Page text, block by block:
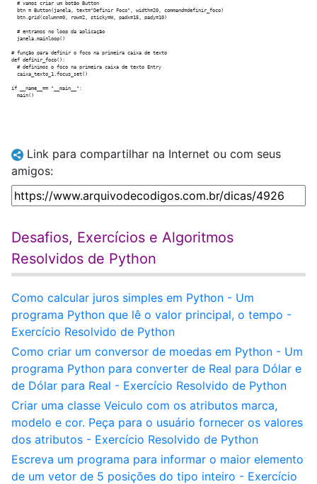
  # vamos criar um botão Button
  btn = Button(janela, text="Definir Foco", width=20, command=definir_foco)
  btn.grid(column=0, row=2, sticky=W, padx=15, pady=10)
  # entramos no loop da aplicação
  janela.mainloop()
# função para definir o foco na primeira caixa de texto
def definir_foco():
  # definimos o foco na primeira caixa de texto Entry
  caixa_texto_1.focus_set()
if __name__== "__main__":
Link para compartilhar na Internet ou com seus
amigos:
Desafios, Exercícios e Algoritmos
Resolvidos de Python
Como calcular juros simples em Python - Um
programa Python que lê o valor principal, o tempo -
Exercício Resolvido de Python
Como criar um conversor de moedas em Python - Um
programa Python para converter de Real para Dólar e
de Dólar para Real - Exercício Resolvido de Python
Criar uma classe Veiculo com os atributos marca,
modelo e cor. Peça para o usuário fornecer os valores
dos atributos - Exercício Resolvido de Python
Escreva um programa para informar o maior elemento
de um vetor de 5 posições do tipo inteiro - Exercício